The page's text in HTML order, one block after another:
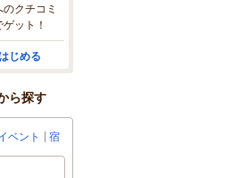
のクチコミ
ット！
じめる
ら探す
ベント 宿